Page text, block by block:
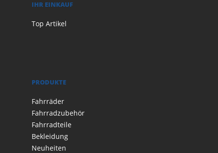
IHR EINKAUF
Top Artikel
PRODUKTE
Fahrräder
Fahrradzubehör
Fahrradteile
Bekleidung
Neuheiten